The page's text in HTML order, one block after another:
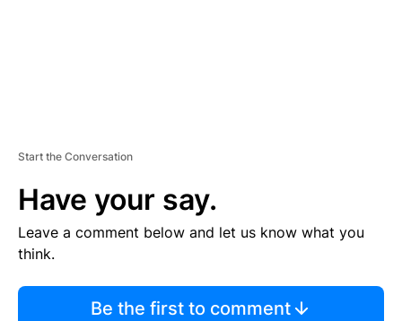
Start the Conversation
Have your say.
Leave a comment below and let us know what you
think.
Be the first to comment